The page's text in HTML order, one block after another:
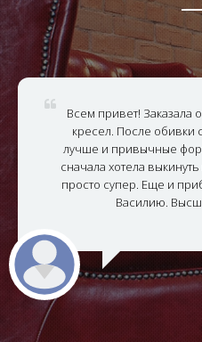
Всем привет! Заказала
кресел. После обивки
лучше и привычные
сначала хотела
просто супер. Еще и
Василию.